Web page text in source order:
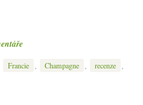
Francie , Champagne , recenze ,